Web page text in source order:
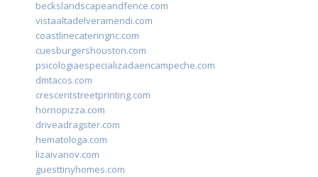
beckslandscapeandfence.com
vistaaltadelveramendi.com
coastlinecateringnc.com
cuesburgershouston.com
psicologiaespecializadaencampeche.com
dmtacos.com
crescentstreetprinting.com
hornopizza.com
driveadragster.com
hematologa.com
lizaivanov.com
guesttinyhomes.com